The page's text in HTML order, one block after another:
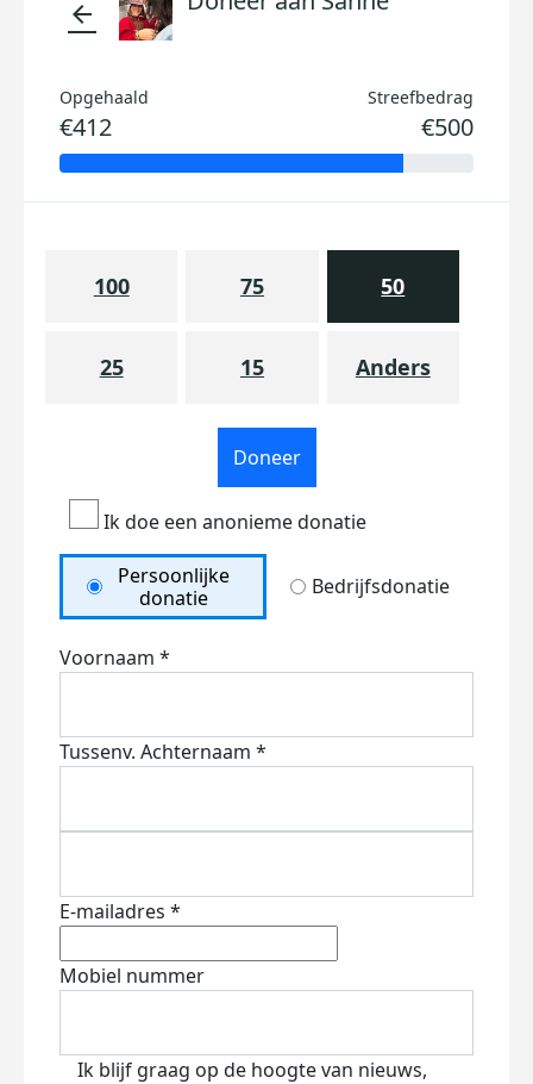
arrow_back
Opgehaald
€412
Streefbedrag
€500
100 75 50
25 15 Anders
Doneer
Ik doe een anonieme donatie
Persoonlijke
donatie
Bedrijfsdonatie
Voornaam *
Tussenv. Achternaam *
E-mailadres *
Mobiel nummer
Ik blijf graag op de hoogte van nieuws,